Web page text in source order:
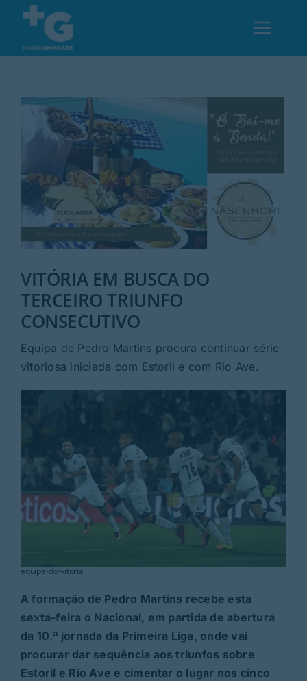
content
Desporto
Rubricas
Jornal
VITÓRIA EM BUSCA DO
TERCEIRO TRIUNFO
CONSECUTIVO
Equipa de Pedro Martins procura continuar série
vitoriosa iniciada com Estoril e com Rio Ave.
equipa-do-vitoria
A formação de Pedro Martins recebe esta
sexta-feira o Nacional, em partida de abertura
da 10.ª jornada da Primeira Liga, onde vai
procurar dar sequência aos triunfos sobre
Estoril e Rio Ave e cimentar o lugar nos cinco